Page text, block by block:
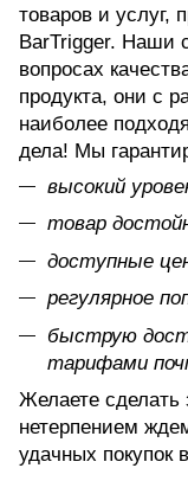
товаров и услуг,
BarTrigger. Наши
вопросах
продукта, они с
наиболее
дела! Мы
высокий
товар
доступные
регулярное
быструю
тарифами
Желаете сделать
нетерпением
удачных покупок